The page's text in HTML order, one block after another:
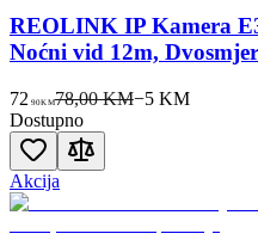
REOLINK IP Kamera
Noćni vid 12m,
72 90KM78,00 KM−5KM
Dostupno
Akcija